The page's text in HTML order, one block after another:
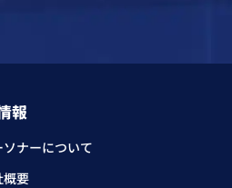
報
ソナーについて
概要